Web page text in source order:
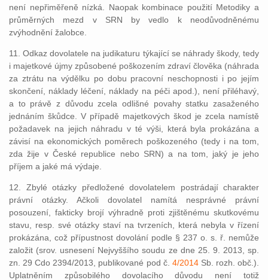
není nepřiměřeně nízká. Naopak kombinace použití Metodiky a
průměrných mezd v SRN by vedlo k neodůvodněnému
zvýhodnění žalobce.
11. Odkaz dovolatele na judikaturu týkající se náhrady škody, tedy
i majetkové újmy způsobené poškozením zdraví člověka (náhrada
za ztrátu na výdělku po dobu pracovní neschopnosti i po jejím
skončení, náklady léčení, náklady na péči apod.), není přiléhavý,
a to právě z důvodu zcela odlišné povahy statku zasaženého
jednáním škůdce. V případě majetkových škod je zcela namístě
požadavek na jejich náhradu v té výši, která byla prokázána a
závisí na ekonomických poměrech poškozeného (tedy i na tom,
zda žije v České republice nebo SRN) a na tom, jaký je jeho
příjem a jaké má výdaje.
12. Zbylé otázky předložené dovolatelem postrádají charakter
právní otázky. Ačkoli dovolatel namítá nesprávné právní
posouzení, fakticky brojí výhradně proti zjištěnému skutkovému
stavu, resp. své otázky staví na tvrzeních, která nebyla v řízení
prokázána, což přípustnost dovolání podle § 237 o. s. ř. nemůže
založit (srov. usnesení Nejvyššího soudu ze dne 25. 9. 2013, sp.
zn. 29 Cdo 2394/2013, publikované pod č. 4/2014Sb. rozh. obč.).
Uplatněním způsobilého dovolacího důvodu není totiž